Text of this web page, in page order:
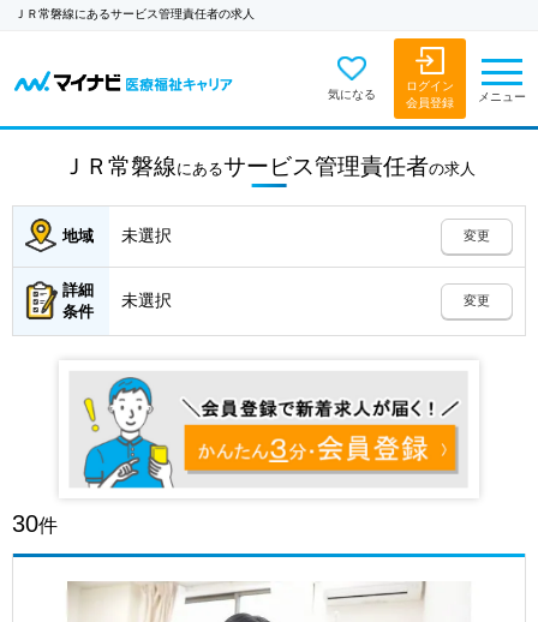
ＪＲ常磐線にあるサービス管理責任者の求人
気になる
ログイン
会員登録
メニュー
ＪＲ常磐線 にあるサービス管理責任者の求人
地域 未選択 変更
詳細
条件
未選択 変更
30件